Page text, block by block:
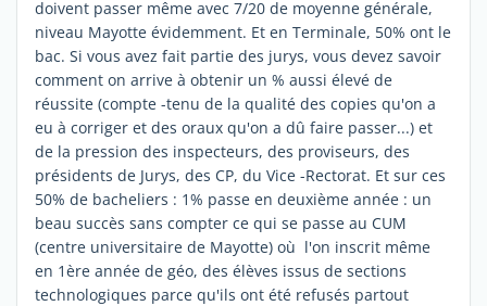
doivent passer même avec 7/20 de moyenne générale,
niveau Mayotte évidemment. Et en Terminale, 50% ont le
bac. Si vous avez fait partie des jurys, vous devez savoir
comment on arrive à obtenir un % aussi élevé de
réussite (compte -tenu de la qualité des copies qu'on a
eu à corriger et des oraux qu'on a dû faire passer...) et
de la pression des inspecteurs, des proviseurs, des
présidents de Jurys, des CP, du Vice -Rectorat. Et sur ces
50% de bacheliers : 1% passe en deuxième année : un
beau succès sans compter ce qui se passe au CUM
(centre universitaire de Mayotte) où l'on inscrit même
en 1ère année de géo, des élèves issus de sections
technologiques parce qu'ils ont été refusés partout